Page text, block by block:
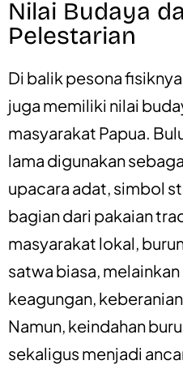
Nilai Budaya
Pelestarian
Di balik pesona
juga memiliki nilai
masyarakat Papua.
lama digunakan
upacara adat, simbol
bagian dari pakaian
masyarakat lokal,
satwa biasa,
keagungan,
Namun, keindahan
sekaligus menjadi